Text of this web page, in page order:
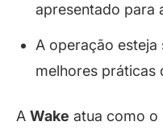
apresentado para
A operação
melhores práticas
A Wake atua como